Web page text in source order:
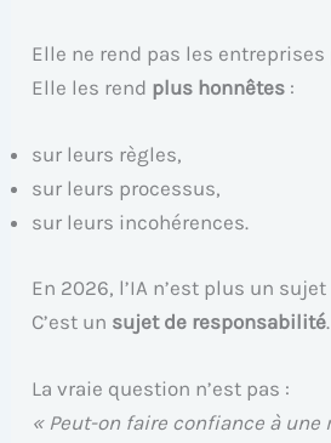
Elle ne rend pas les
Elle les rend plus honnêtes :
sur leurs règles,
sur leurs processus,
sur leurs incohérences.
En 2026, l’IA n’est plus un
C’est un sujet de responsabilité.
La vraie question n’est pas :
« Peut-on faire confiance à une